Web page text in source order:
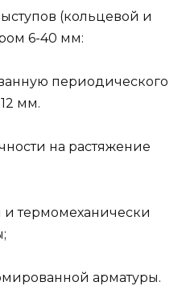
(кольцевой и
6-40 мм:
периодического
мм.
на растяжение
термомеханически
арматуры.